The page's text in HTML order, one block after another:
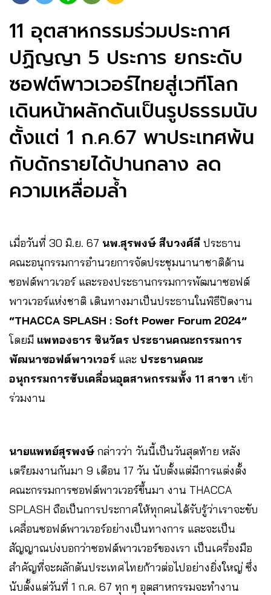
11 อุตสาหกรรมร่วมประกาศ
ปฏิญญา 5 ประการ ยกระดับ
ซอฟต์พาวเวอร์ไทยสู่เวทีโลก
เดินหน้าผลักดันเป็นรูปธรรมนับ
ตั้งแต่ 1 ก.ค.67 พาประเทศพ้น
กับดักรายได้ปานกลาง ลด
ความเหลื่อมล้ำ
เมื่อวันที่ 30 มิ.ย. 67 นพ.สุรพงษ์ สืบวงศ์ลี ประธาน
คณะอนุกรรมการอำนวยการจัดประชุมนานาชาติด้าน
ซอฟต์พาวเวอร์ และรองประธานกรรมการพัฒนาซอฟต์
พาวเวอร์แห่งชาติ เดินทางมาเป็นประธานในพิธีปิดงาน
“THACCA SPLASH : Soft Power Forum 2024”
โดยมี แพทองธาร ชินวัตร ประธานคณะกรรมการ
พัฒนาซอฟต์พาวเวอร์ และ ประธานคณะ
อนุกรรมการขับเคลื่อนอุตสาหกรรมทั้ง 11 สาขา เข้า
ร่วมงาน
นายแพทย์สุรพงษ์ กล่าวว่า วันนี้เป็นวันสุดท้าย หลัง
เตรียมงานกันมา 9 เดือน 17 วัน นับตั้งแต่มีการแต่งตั้ง
คณะกรรมการซอฟต์พาวเวอร์ขึ้นมา งาน THACCA
SPLASH ถือเป็นการประกาศให้ทุกคนได้รับรู้ว่าเราจะขับ
เคลื่อนซอฟต์พาวเวอร์อย่างเป็นทางการ และจะเป็น
สัญญาณบ่งบอกว่าซอฟต์พาวเวอร์ของเรา เป็นเครื่องมือ
สำคัญที่จะผลักดันประเทศไทยก้าวต่อไปอย่างยิ่งใหญ่ ซึ่ง
นับตั้งแต่วันที่ 1 ก.ค. 67 ทุก ๆ อุตสาหกรรมจะทำงาน